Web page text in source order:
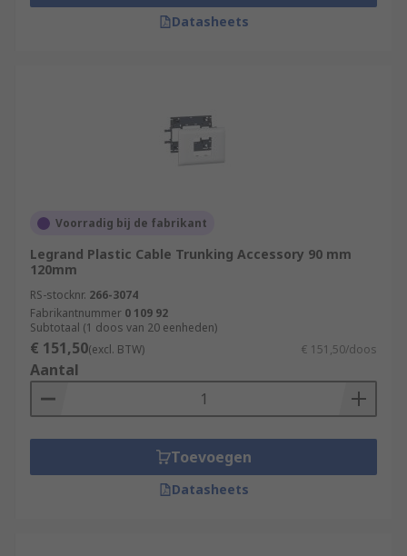
Datasheets
Voorradig bij de fabrikant
Legrand Plastic Cable Trunking Accessory 90 mm
120mm
RS-stocknr. 266-3074
Fabrikantnummer 0 109 92
Subtotaal (1 doos van 20 eenheden)
€ 151,50(excl. BTW) € 151,50/doos
Aantal
Toevoegen
Datasheets